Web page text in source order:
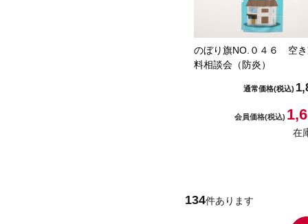
のぼり旗NO.０４６ 空
料相談会（防炎）
通常価格(税込)
会員価格(税込)
在
134件あります